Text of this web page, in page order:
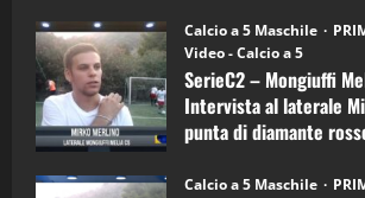
6)
–
Intervista
a
mister
Arturo
Carciotto
(Mongiuffi
Calcio a 5 Maschile
Video - Calcio a 5
SerieC2 – Mongiuffi
Intervista al laterale
punta di diamante
Calcio a 5 Maschile
4
“SportEmpire” in
(Martedi 14 Aprile 2026)
15/04/2026
“SportEmpire” in